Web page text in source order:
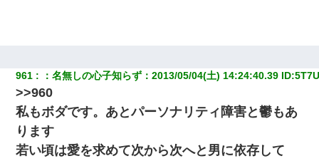
961 ：名無しの心子知らず ：2013/05/04(土) 14:24:40.39 ID:
>>960
私もボダです。あとパーソナリティ障害と鬱もあ
ります
若い頃は愛を求めて次から次へと男に依存して